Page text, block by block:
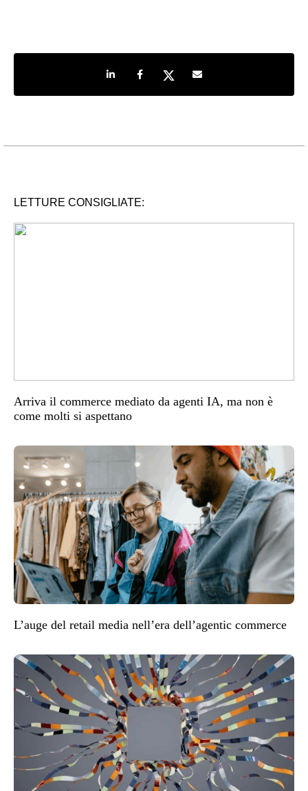
Share on LinkedIn
Share on Facebook
Share on TwitterShare by e-mail
LETTURE CONSIGLIATE:
Arriva il commerce mediato da agenti IA, ma non è
come molti si aspettano
L’auge del retail media nell’era dell’agentic commerce